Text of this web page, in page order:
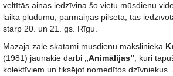
veltītās ainas iedzīvina šo vietu mūsdienu
laika plūdumu, pārmaiņas pilsētā, tās
starp 20. un 21. gs. Rīgu.
Mazajā zālē skatāmi mūsdienu mākslinieka
(1981) jaunākie darbi „Animālijas” , kuri
kolektīviem un fiksējot nomedītos